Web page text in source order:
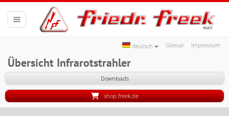
Glossar Impressum
deutsch
Toggle navigation
Übersicht Infrarotstrahler
Downloads
shop.freek.de